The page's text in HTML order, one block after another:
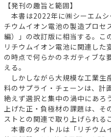
【発刊の趣旨と範囲】
本書は2022年に㈱シーエムシ
チウムイオン電池の製造プロ
編）」の改訂版に相当する。こ
リチウムイオン電池に関連した
の時点で何らかのネガティブな
える。
しかしながら大規模な工業生
料のサプライ・チェーンは、計
絶えず選択と集中の渦中にあろ
上げた正・負極材の課題は、そ
ストとの関連で取り上げられる
本書のタイトルは「リチウム